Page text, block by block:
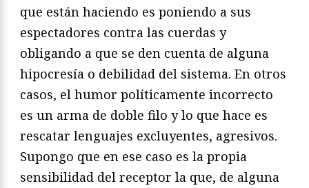
que están haciendo es poniendo a sus
espectadores contra las cuerdas y
obligando a que se den cuenta de alguna
hipocresía o debilidad del sistema. En otros
casos, el humor políticamente incorrecto
es un arma de doble filo y lo que hace es
rescatar lenguajes excluyentes, agresivos.
Supongo que en ese caso es la propia
sensibilidad del receptor la que, de alguna